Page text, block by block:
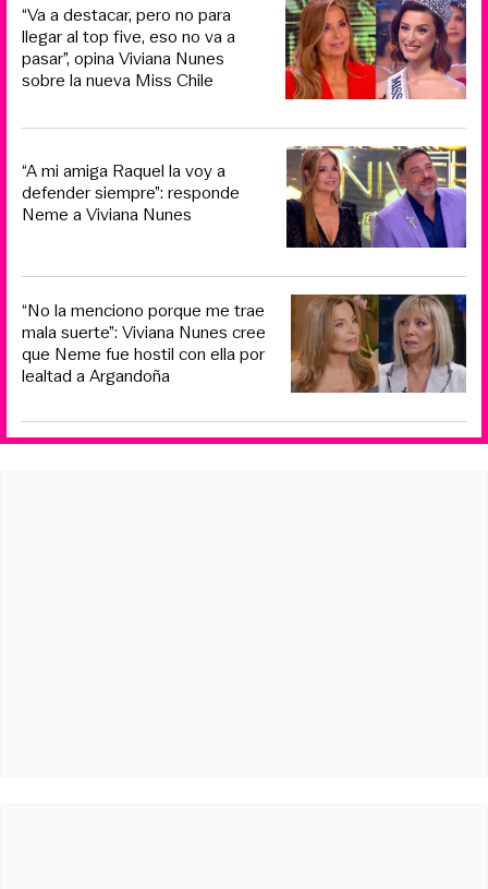
“Va a destacar, pero no para
llegar al top five, eso no va a
pasar”, opina Viviana Nunes
sobre la nueva Miss Chile
“A mi amiga Raquel la voy a
defender siempre”: responde
Neme a Viviana Nunes
“No la menciono porque me trae
mala suerte”: Viviana Nunes cree
que Neme fue hostil con ella por
lealtad a Argandoña